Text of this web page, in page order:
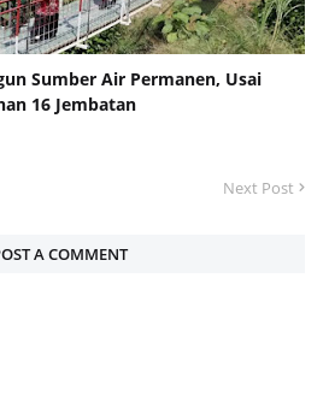
Sumber Air Permanen, Usai
16 Jembatan
Next Post
A COMMENT